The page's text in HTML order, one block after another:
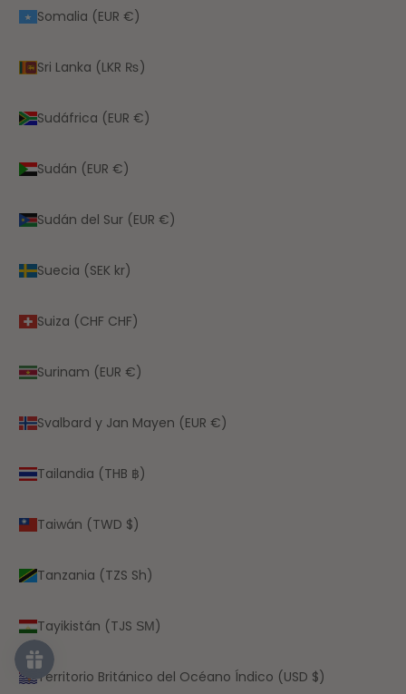
Somalia (EUR €)
Sri Lanka (LKR ₨)
Sudáfrica (EUR €)
Sudán (EUR €)
Sudán del Sur (EUR €)
Suecia (SEK kr)
Suiza (CHF CHF)
Surinam (EUR €)
Svalbard y Jan Mayen (EUR €)
Tailandia (THB ฿)
Taiwán (TWD $)
Tanzania (TZS Sh)
Tayikistán (TJS ЅМ)
Territorio Británico del Océano Índico (USD $)